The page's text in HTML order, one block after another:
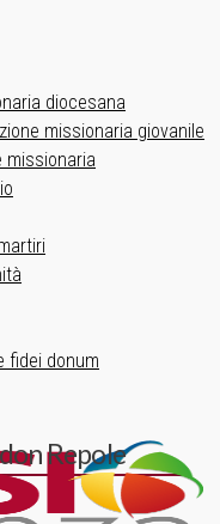
diocesana
missionaria giovanile
missionaria
fidei donum
Repole